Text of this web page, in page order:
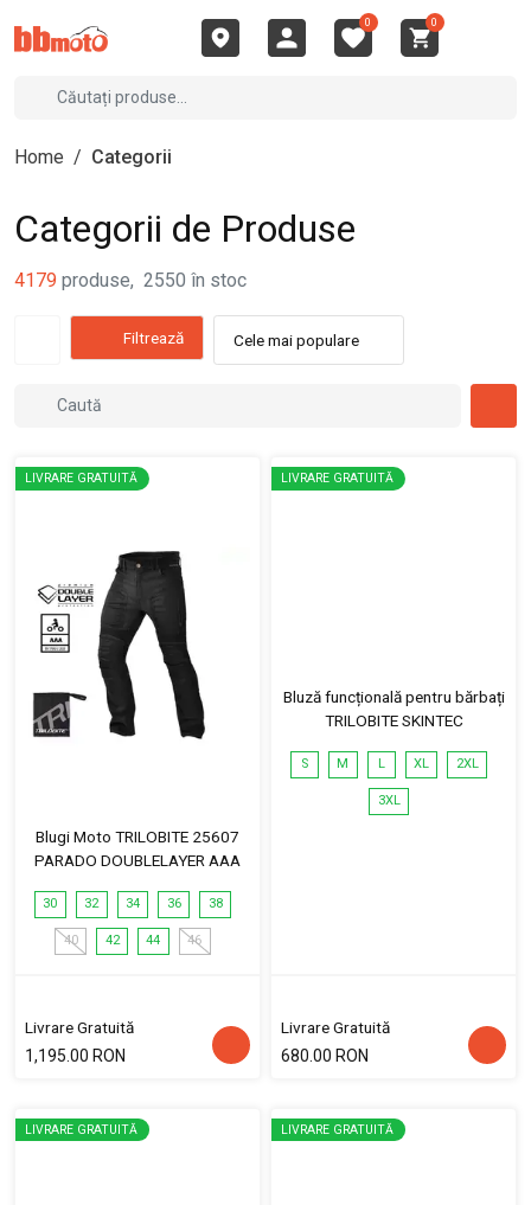
0 0
Home / Categorii
Categorii de Produse
4179 produse, 2550 în stoc
Filtrează Cele mai populare
LIVRARE GRATUITĂ
Blugi Moto TRILOBITE 25607
PARADO DOUBLELAYER AAA
30 32 34 36 38
40 42 44 46
Livrare Gratuită
1,195.00 RON
LIVRARE GRATUITĂ
Bluză funcțională pentru bărbați
TRILOBITE SKINTEC
S M L XL 2XL
3XL
Livrare Gratuită
680.00 RON
LIVRARE GRATUITĂ LIVRARE GRATUITĂ